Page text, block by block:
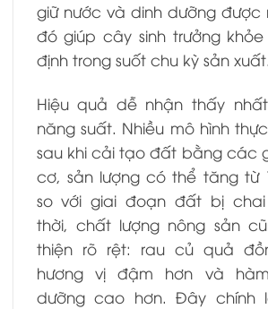
giữ nước và dinh dưỡng
đó giúp cây sinh trưởng
định trong suốt chu kỳ sản xuất.
Hiệu quả dễ nhận thấy
năng suất. Nhiều mô hình
sau khi cải tạo đất bằng các
cơ, sản lượng có thể tăng từ
so với giai đoạn đất bị
thời, chất lượng nông sản
thiện rõ rệt: rau củ quả
hương vị đậm hơn và
dưỡng cao hơn. Đây chính